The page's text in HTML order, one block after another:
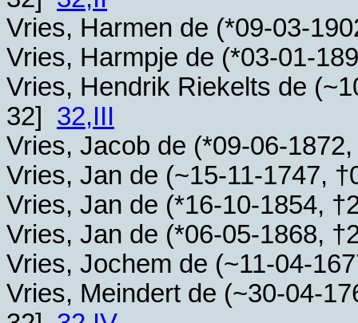
Vries, Harmen de (*09-03-
Vries, Harmpje de (*03-01-
Vries, Hendrik Riekelts de (~
32] 32,III
Vries, Jacob de (*09-06-1872
Vries, Jan de (~15-11-1747, †
Vries, Jan de (*16-10-1854, †
Vries, Jan de (*06-05-1868, †
Vries, Jochem de (~11-04-
Vries, Meindert de (~30-04-